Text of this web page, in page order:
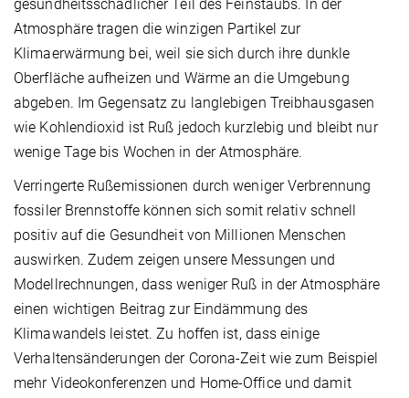
gesundheitsschädlicher Teil des Feinstaubs. In der
Atmosphäre tragen die winzigen Partikel zur
Klimaerwärmung bei, weil sie sich durch ihre dunkle
Oberfläche aufheizen und Wärme an die Umgebung
abgeben. Im Gegensatz zu langlebigen Treibhausgasen
wie Kohlendioxid ist Ruß jedoch kurzlebig und bleibt nur
wenige Tage bis Wochen in der Atmosphäre.
Verringerte Rußemissionen durch weniger Verbrennung
fossiler Brennstoffe können sich somit relativ schnell
positiv auf die Gesundheit von Millionen Menschen
auswirken. Zudem zeigen unsere Messungen und
Modellrechnungen, dass weniger Ruß in der Atmosphäre
einen wichtigen Beitrag zur Eindämmung des
Klimawandels leistet. Zu hoffen ist, dass einige
Verhaltensänderungen der Corona-Zeit wie zum Beispiel
mehr Videokonferenzen und Home-Office und damit